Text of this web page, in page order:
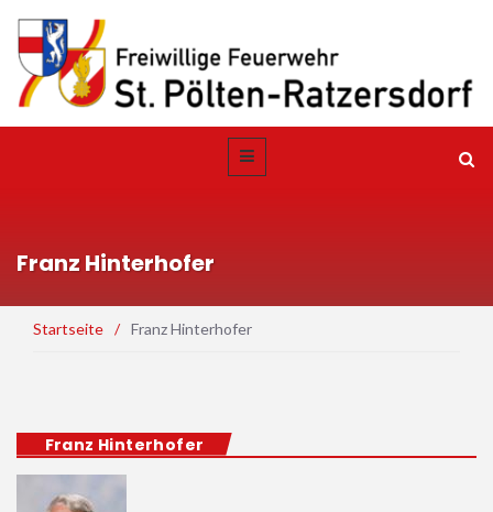
Franz Hinterhofer
Startseite / Franz Hinterhofer
Franz Hinterhofer